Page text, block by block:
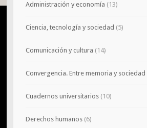
Administración y economía (13)
Ciencia, tecnología y sociedad (5)
Comunicación y cultura (14)
Convergencia. Entre memoria y sociedad
Cuadernos universitarios(10)
Derechos humanos(6)